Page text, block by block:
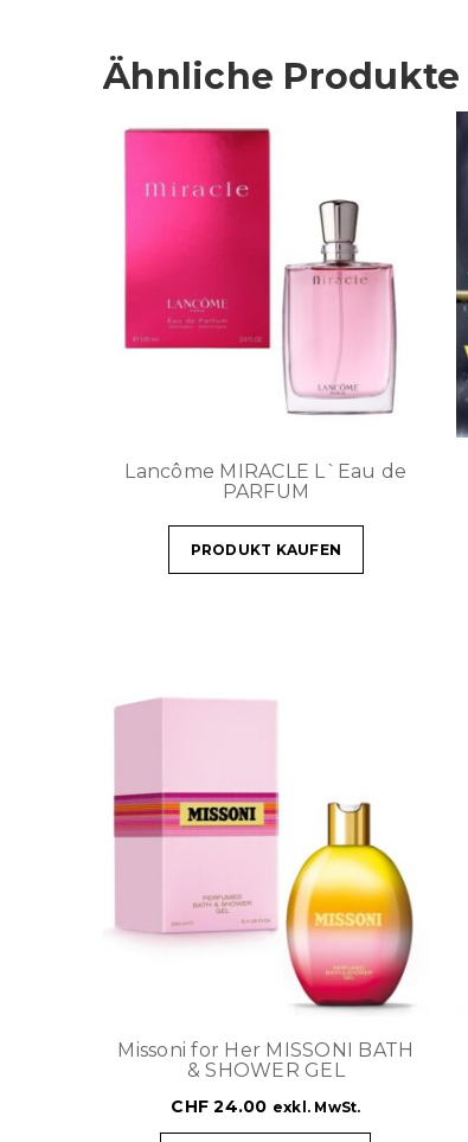
Ähnliche Produkte
Lancôme MIRACLE L`Eau de
PARFUM
PRODUKT KAUFEN
Missoni for Her MISSONI BATH
& SHOWER GEL
CHF 24.00 exkl. MwSt.